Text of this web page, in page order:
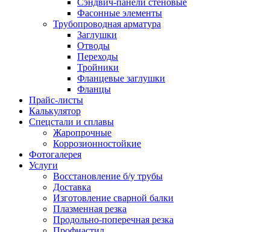
Сэндвич-панели стеновые
Фасонные элементы
Трубопроводная арматура
Заглушки
Отводы
Переходы
Тройники
Фланцевые заглушки
Фланцы
Прайс-листы
Калькулятор
Спецстали и сплавы
Жаропрочные
Коррозионностойкие
Фотогалерея
Услуги
Восстановление б/у трубы
Доставка
Изготовление сварной балки
Плазменная резка
Продольно-поперечная резка